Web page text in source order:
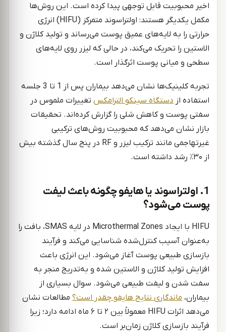
اخیر محبوبیت قابل توجهی پیدا کرده است. این روش‌ها
مکمل یکدیگر هستند: اولتراسوند متمرکز (HIFU) انرژی
حرارتی را به لایه‌های عمیق پوست می‌رساند و تولید کلاژن و
الاستین را تحریک می‌کند، در حالی که لیزر روی لایه‌های
سطحی و میانی پوست اثرگذار است.
تجربه کلینیک‌ها نشان می‌دهد بیماران پس از 1 تا 3 جلسه
استفاده ازدستگاه سینکو الترامکستغییرات ملموس در
سفتی پوست و کاهش شلی را گزارش کرده‌اند. تحقیقات
بازار نشان می‌دهد که محبوبیت روش‌های ترکیبی
غیرتهاجمی مانند ترکیب لیزر و RF در پنج سال گذشته بیش
از ۳۰٪ رشد داشته است.
1. اولتراسوند یا هایفو چگونه باعث لیفت
پوست می‌شود؟
HIFU با ایجاد Microthermal Zones در لایه SMAS، بافت را
به‌عنوان آسیب کنترل‌شده شناسایی می‌کند و فرآیند
بازسازی طبیعی پوست آغاز می‌شود. این انرژی باعث
افزایش تولید کلاژن و الاستین شده و به‌تدریج منجر به
سفت شدن و لیفت طبیعی می‌شود. سوال بسیاری از
بیماران،ماندگاری نتایج هایفو چقدر است؟مطالعات نشان
می‌دهد اثرات HIFU معمولاً بین ۲ تا ۶ ماه ادامه دارد؛ زیرا
فرآیند بازسازی کلاژن زمان‌بر است.